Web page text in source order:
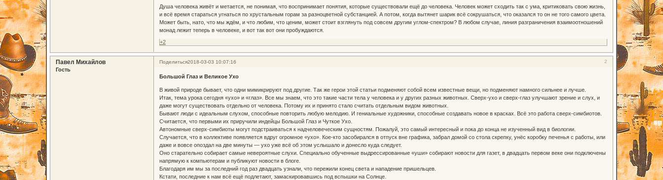
Душа человека живёт и метается, не понимая, что воспринимает понятия, которые существовали ещё до человека. Человек может сходить так с ума, критиковать свою жизнь,
и всё время стараться угнаться по хрустальным горам за разноцветной субстанцией. А потом, когда вытянет шарик всё сокрушаться, что оказался то он не того самого цвета.
Может быть, нато, что мы ждём, и что любим, что ценим, может стоит взглянуть под совсем другим углом-спектром? В любом случае, линия разграничения взаимоотношений
монад лежит теперь в человеке, и вот так вот они пробуждаются.
+2
Поделиться 2
2018-03-03 10:07:16
Павел Михайлов
Гость
Большой Глаз и Великое Ухо
В живой природе бывает, что одни мимикрируют под другие. Так же герои этой статьи подменяют собой всем известные вещи, но подменяют намного сильнее и лучше.
Итак, тема урока сегодня «ухо» и «глаз». Все мы знаем, что это такие части тела у человека и у других разных животных. Сверх-ухо и сверх-глаз улучшают зрение и слух, и
даже могут существовать отдельно от человека. Потому их и принято стало считать отдельным видом животных.
Бывают люди с идеальным слухом, способные повторить любую мелодию. И гениальные художники, способные создавать новое в красках. Всё это работа сверх-симбиотов.
Считается, что первыми их приручили индейцы Большой Глаз и Чуткое Ухо.
Автономные сверх-симбиоты могут подстраиваться к надчеловеческим сущностям. Пожалуй, это самый интересный и пока до конца не изученный вид в биологии.
Случается, что в коллективе появляется вдруг огромное «ухо». Кое-кто засобирался в отпуск вне графика, забрал домой со стола скрепку, унёс коробку печенья с работы, или
даже и вовсе опоздал на две минуты — ухо уже всё об этом услышало и донесло куда следует.
Оно старательно собирает самые невероятные слухи. Специально обученные выдрессированные «уши» собирают новости для газет, в двадцать первом веке они подключены
напрямую к компьютерам и публикуют новости в блоге.
Благодаря им мы за последний год раз двадцать узнали, что пережили конец света и нападение пришельцев.
Кстати, последние к нам всё ещё подлетают, замаскировавшись под вспышки на Солнце.